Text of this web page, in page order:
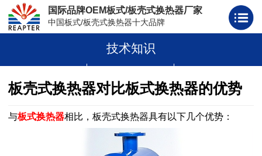
国际品牌OEM板式/板壳式换热器厂家
中国板式/板壳式换热器十大品牌
板壳式换热器
技术知识
板壳式换热器对比板式换热器的优势
与板式换热器相比，板壳式换热器具有以下几个优势：